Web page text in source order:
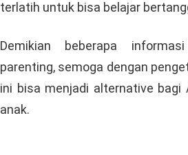
terlatih untuk bisa belajar
Demikian beberapa
parenting, semoga dengan
ini bisa menjadi alternative bagi
anak.